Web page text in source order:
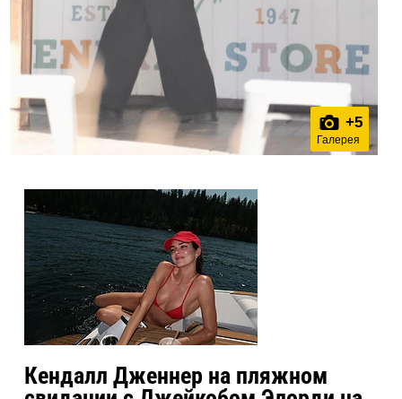
+5
Галерея
Кендалл Дженнер на пляжном